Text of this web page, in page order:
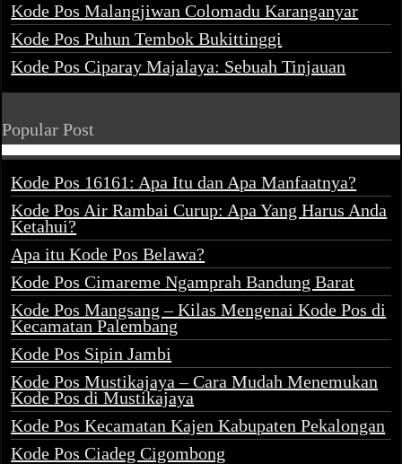
Kode Pos Malangjiwan Colomadu Karanganyar
Kode Pos Puhun Tembok Bukittinggi
Kode Pos Ciparay Majalaya: Sebuah Tinjauan
Popular Post
Kode Pos 16161: Apa Itu dan Apa Manfaatnya?
Kode Pos Air Rambai Curup: Apa Yang Harus Anda
Ketahui?
Apa itu Kode Pos Belawa?
Kode Pos Cimareme Ngamprah Bandung Barat
Kode Pos Mangsang – Kilas Mengenai Kode Pos di
Kecamatan Palembang
Kode Pos Sipin Jambi
Kode Pos Mustikajaya – Cara Mudah Menemukan
Kode Pos di Mustikajaya
Kode Pos Kecamatan Kajen Kabupaten Pekalongan
Kode Pos Ciadeg Cigombong